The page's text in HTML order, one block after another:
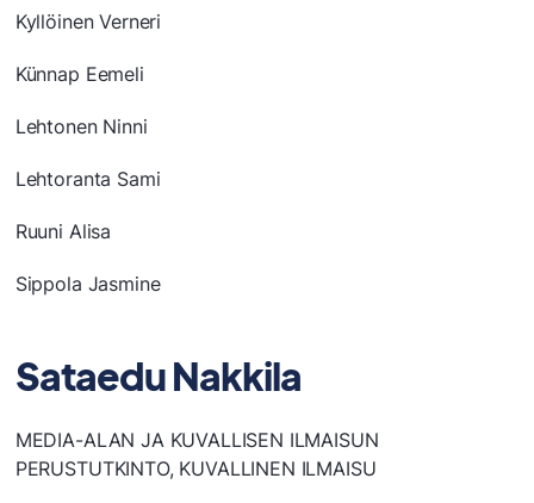
Kyllöinen Verneri
Künnap Eemeli
Lehtonen Ninni
Lehtoranta Sami
Ruuni Alisa
Sippola Jasmine
Sataedu Nakkila
MEDIA-ALAN JA KUVALLISEN ILMAISUN
PERUSTUTKINTO, KUVALLINEN ILMAISU